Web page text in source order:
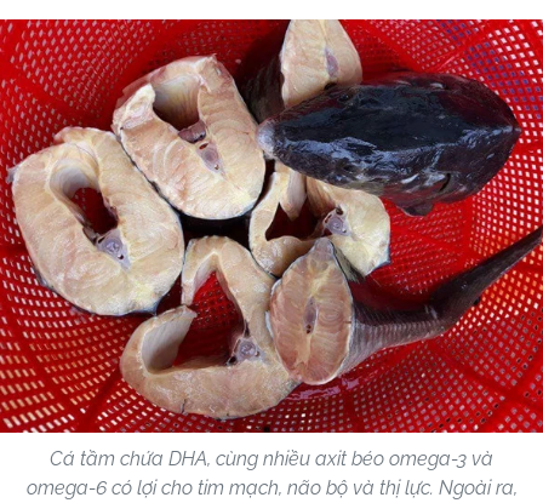
Cá tầm chứa DHA, cùng nhiều axit béo omega-3 và
omega-6 có lợi cho tim mạch, não bộ và thị lực. Ngoài ra,